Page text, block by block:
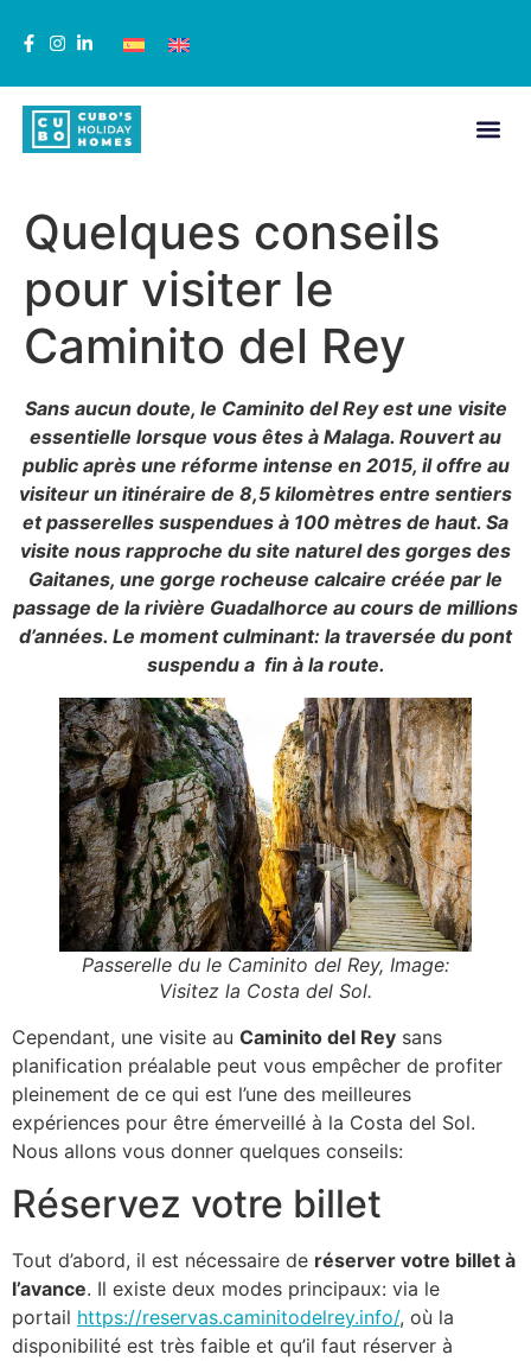
Quelques conseils
pour visiter le
Caminito del Rey
Sans aucun doute, le Caminito del Rey est une visite
essentielle lorsque vous êtes à Malaga. Rouvert au
public après une réforme intense en 2015, il offre au
visiteur un itinéraire de 8,5 kilomètres entre sentiers
et passerelles suspendues à 100 mètres de haut. Sa
visite nous rapproche du site naturel des gorges des
Gaitanes, une gorge rocheuse calcaire créée par le
passage de la rivière Guadalhorce au cours de millions
d’années. Le moment culminant: la traversée du pont
suspendu a fin à la route.
Passerelle du le Caminito del Rey, Image:
Visitez la Costa del Sol.
Cependant, une visite au Caminito del Rey sans
planification préalable peut vous empêcher de profiter
pleinement de ce qui est l’une des meilleures
expériences pour être émerveillé à la Costa del Sol.
Nous allons vous donner quelques conseils:
Réservez votre billet
Tout d’abord, il est nécessaire de réserver votre billet à
l’avance. Il existe deux modes principaux: via le
portail https://reservas.caminitodelrey.info/, où la
disponibilité est très faible et qu’il faut réserver à